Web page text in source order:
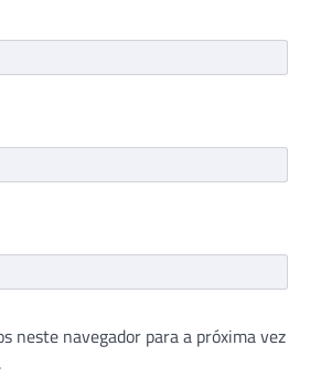
neste navegador para a próxima vez